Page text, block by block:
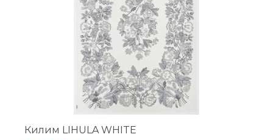
Килим LIHULA WHITE